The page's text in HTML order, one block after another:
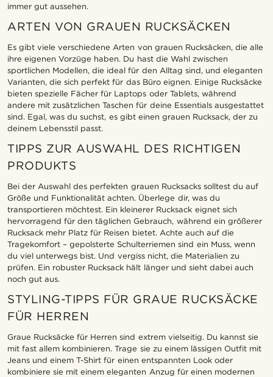
immer gut aussehen.
ARTEN VON GRAUEN RUCKSÄCKEN
Es gibt viele verschiedene Arten von grauen Rucksäcken, die alle
ihre eigenen Vorzüge haben. Du hast die Wahl zwischen
sportlichen Modellen, die ideal für den Alltag sind, und eleganten
Varianten, die sich perfekt für das Büro eignen. Einige Rucksäcke
bieten spezielle Fächer für Laptops oder Tablets, während
andere mit zusätzlichen Taschen für deine Essentials ausgestattet
sind. Egal, was du suchst, es gibt einen grauen Rucksack, der zu
deinem Lebensstil passt.
TIPPS ZUR AUSWAHL DES RICHTIGEN
PRODUKTS
Bei der Auswahl des perfekten grauen Rucksacks solltest du auf
Größe und Funktionalität achten. Überlege dir, was du
transportieren möchtest. Ein kleinerer Rucksack eignet sich
hervorragend für den täglichen Gebrauch, während ein größerer
Rucksack mehr Platz für Reisen bietet. Achte auch auf die
Tragekomfort – gepolsterte Schulterriemen sind ein Muss, wenn
du viel unterwegs bist. Und vergiss nicht, die Materialien zu
prüfen. Ein robuster Rucksack hält länger und sieht dabei auch
noch gut aus.
STYLING-TIPPS FÜR GRAUE RUCKSÄCKE
FÜR HERREN
Graue Rucksäcke für Herren sind extrem vielseitig. Du kannst sie
mit fast allem kombinieren. Trage sie zu einem lässigen Outfit mit
Jeans und einem T-Shirt für einen entspannten Look oder
kombiniere sie mit einem eleganten Anzug für einen modernen